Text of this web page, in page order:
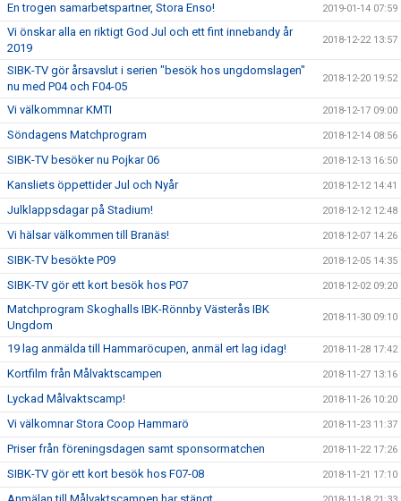
En trogen samarbetspartner, Stora Enso! 2019-01-14 07:59
Vi önskar alla en riktigt God Jul och ett fint innebandy år
2019
2018-12-22 13:57
SIBK-TV gör årsavslut i serien "besök hos ungdomslagen"
nu med P04 och F04-05
2018-12-20 19:52
Vi välkommnar KMTI 2018-12-17 09:00
Söndagens Matchprogram 2018-12-14 08:56
SIBK-TV besöker nu Pojkar 06 2018-12-13 16:50
Kansliets öppettider Jul och Nyår 2018-12-12 14:41
Julklappsdagar på Stadium! 2018-12-12 12:48
Vi hälsar välkommen till Branäs! 2018-12-07 14:26
SIBK-TV besökte P09 2018-12-05 14:35
SIBK-TV gör ett kort besök hos P07 2018-12-02 09:20
Matchprogram Skoghalls IBK-Rönnby Västerås IBK
Ungdom
2018-11-30 09:10
19 lag anmälda till Hammaröcupen, anmäl ert lag idag! 2018-11-28 17:42
Kortfilm från Målvaktscampen 2018-11-27 13:16
Lyckad Målvaktscamp! 2018-11-26 10:20
Vi välkomnar Stora Coop Hammarö 2018-11-23 11:37
Priser från föreningsdagen samt sponsormatchen 2018-11-22 17:26
SIBK-TV gör ett kort besök hos F07-08 2018-11-21 17:10